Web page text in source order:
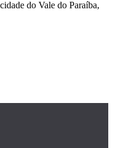
do Vale do Paraíba,